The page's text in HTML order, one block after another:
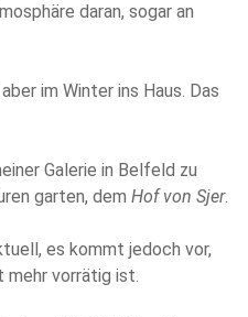
daran, sogar an
im Winter ins Haus. Das
Galerie in Belfeld zu
garten, dem Hof von Sjer.
es kommt jedoch vor,
mehr vorrätig ist.